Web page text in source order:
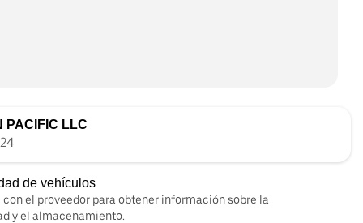
PACIFIC LLC
de vehículos
el proveedor para obtener información sobre la
y el almacenamiento.